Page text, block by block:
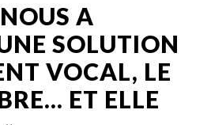
A
SOLUTION
VOCAL, LE
ET ELLE